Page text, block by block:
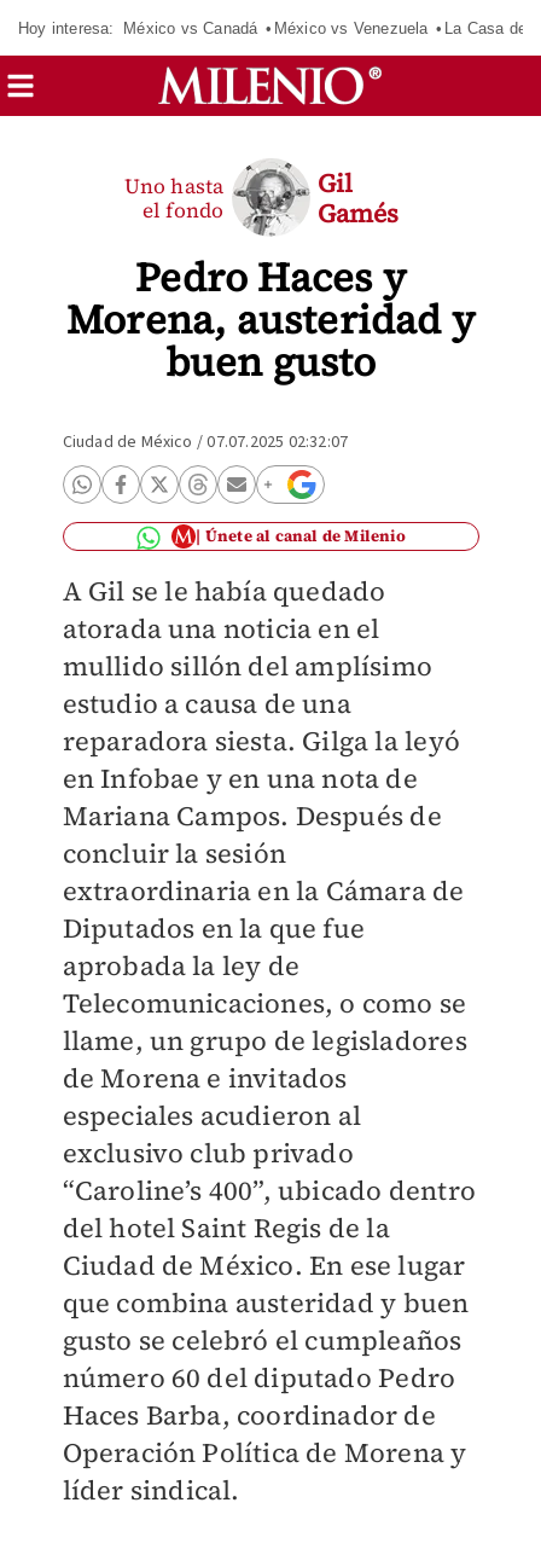
Hoy interesa: México vs Canadá México vs Venezuela La Casa de
Pedro Haces y
Morena, austeridad y
buen gusto
Uno hasta
el fondo
Gil
Gamés
Ciudad de México /07.07.2025 02:32:07
Únete al canal de Milenio
A Gil se le había quedado
atorada una noticia en el
mullido sillón del amplísimo
estudio a causa de una
reparadora siesta. Gilga la leyó
en Infobae y en una nota de
Mariana Campos. Después de
concluir la sesión
extraordinaria en la Cámara de
Diputados en la que fue
aprobada la ley de
Telecomunicaciones, o como se
llame, un grupo de legisladores
de Morena e invitados
especiales acudieron al
exclusivo club privado
“Caroline’s 400”, ubicado dentro
del hotel Saint Regis de la
Ciudad de México. En ese lugar
que combina austeridad y buen
gusto se celebró el cumpleaños
número 60 del diputado Pedro
Haces Barba, coordinador de
Operación Política de Morena y
líder sindical.